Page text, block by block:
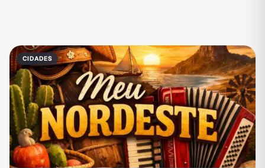
Moda e Beleza Música Namoro Negócios & Empreendedorismo
Notícias Outros Política Profissões
Receitas Redes Sociais Religião Shitpost
CIDADES